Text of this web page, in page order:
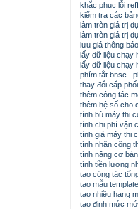
khắc phục lỗi
kiểm tra các
làm tròn giá trị
làm tròn giá trị
lưu giá thông
lấy dữ liệu chạy
lấy dữ liệu chạy
phím tắt bnsc
thay đổi cấp
thêm công tác
thêm hệ số cho
tính bù máy thi
tính chi phí vận
tính giá máy thi
tính nhân công
tính năng cơ
tính tiền lương
tạo công tác
tạo mẫu
tạo nhiều hạng
tạo định mức